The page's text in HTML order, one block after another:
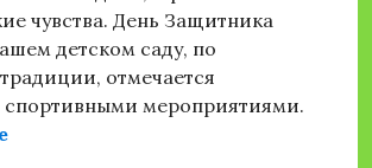
чувства. День Защитника
детском саду, по
отмечается
мероприятиями.
«ДЕНЬ ЗАЩИТНИКА ОТЕЧЕСТВА В